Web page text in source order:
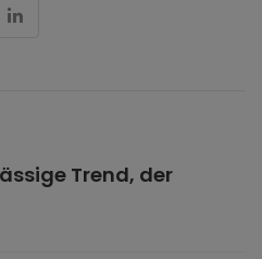
Trend, der